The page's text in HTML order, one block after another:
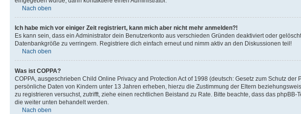
Nach oben
Ich habe mich vor einiger Zeit registriert, kann mich aber nicht mehr anmelden?!
Es kann sein, dass ein Administrator dein Benutzerkonto aus verschieden Gründen deaktiviert oder
Datenbankgröße zu verringern. Registriere dich einfach erneut und nimm aktiv an den Diskussionen teil!
Nach oben
Was ist COPPA?
COPPA, ausgeschrieben Child Online Privacy and Protection Act of 1998 (deutsch: Gesetz zum Schutz
persönliche Daten von Kindern unter 13 Jahren erheben, hierzu die Zustimmung der Eltern
zu registrieren versuchst, zutrifft, ziehe einen rechtlichen Beistand zu Rate. Bitte beachte, dass das
die weiter unten behandelt werden.
Nach oben